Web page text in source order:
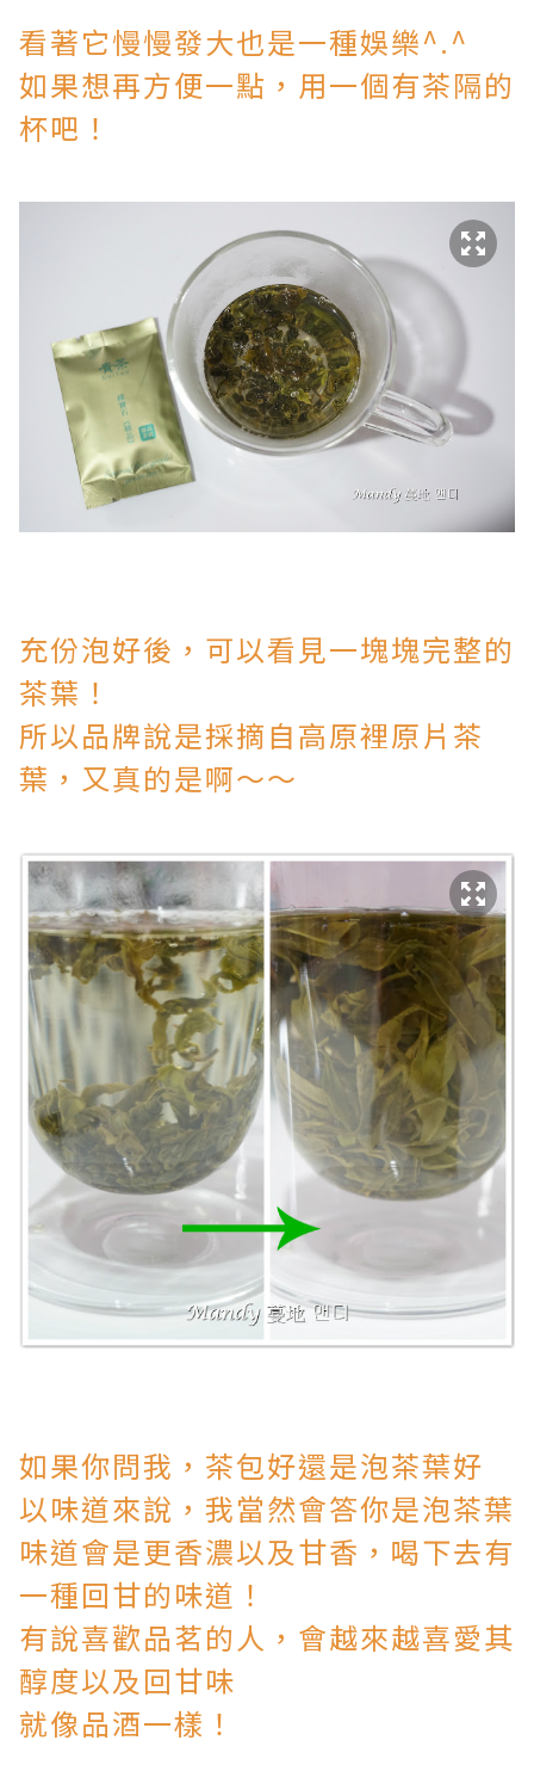
看著它慢慢發大也是一種娛樂^.^
如果想再方便一點，用一個有茶隔的
杯吧！
充份泡好後，可以看見一塊塊完整的
茶葉！
所以品牌說是採摘自高原裡原片茶
葉，又真的是啊～～
如果你問我，茶包好還是泡茶葉好
以味道來說，我當然會答你是泡茶葉
味道會是更香濃以及甘香，喝下去有
一種回甘的味道！
有說喜歡品茗的人，會越來越喜愛其
醇度以及回甘味
就像品酒一樣！